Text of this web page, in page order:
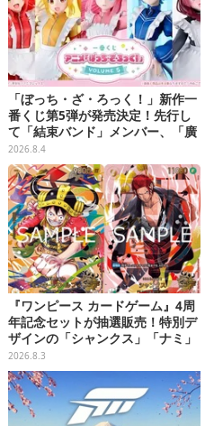
「ぼっち・ざ・ろっく！」新作一
番くじ第5弾が発売決定！先行し
て「結束バンド」メンバー、「廣
井きくり」のメイド衣装フィギュ
アを公開
2026.8.4
『ワンピース カードゲーム』4周
年記念セットが抽選販売！特別デ
ザインの「シャンクス」「ナミ」
など9枚のプロモカードを収録
2026.8.3